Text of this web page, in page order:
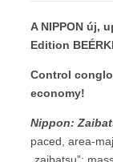
A NIPPON új,
Edition
Control
economy!
Nippon:
paced, area-
„zaibatsu”: